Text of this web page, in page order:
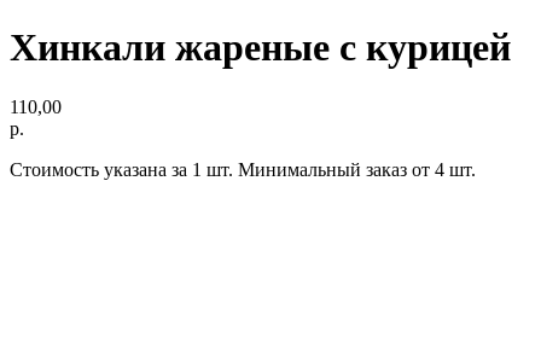
Хинкали жареные с курицей
110,00
р.
Стоимость указана за 1 шт. Минимальный заказ от 4 шт.